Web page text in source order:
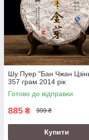
Шу Пуер "Бан Чжан
357 грам 2014 рік
Готово до відправки
885 ₴ 999 ₴
Купити